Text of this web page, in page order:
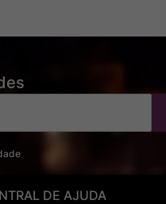
DE AJUDA